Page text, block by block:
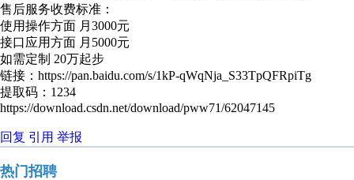
售后服务收费标准：
使用操作方面 月3000元
接口应用方面 月5000元
如需定制 20万起步
链接：https://pan.baidu.com/s/1kP-qWqNja_S33TpQFRpiTg
提取码：1234
https://download.csdn.net/download/pww71/62047145
回复 引用 举报
热门招聘